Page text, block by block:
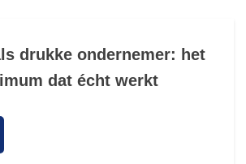
drukke ondernemer: het
dat écht werkt